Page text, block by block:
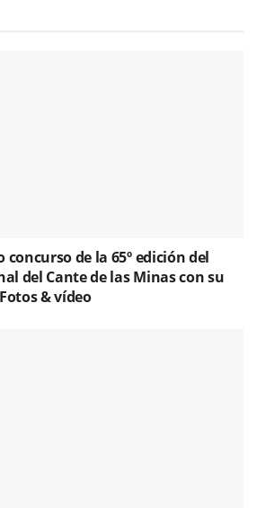
concurso de la 65º edición del
del Cante de las Minas con su
& vídeo